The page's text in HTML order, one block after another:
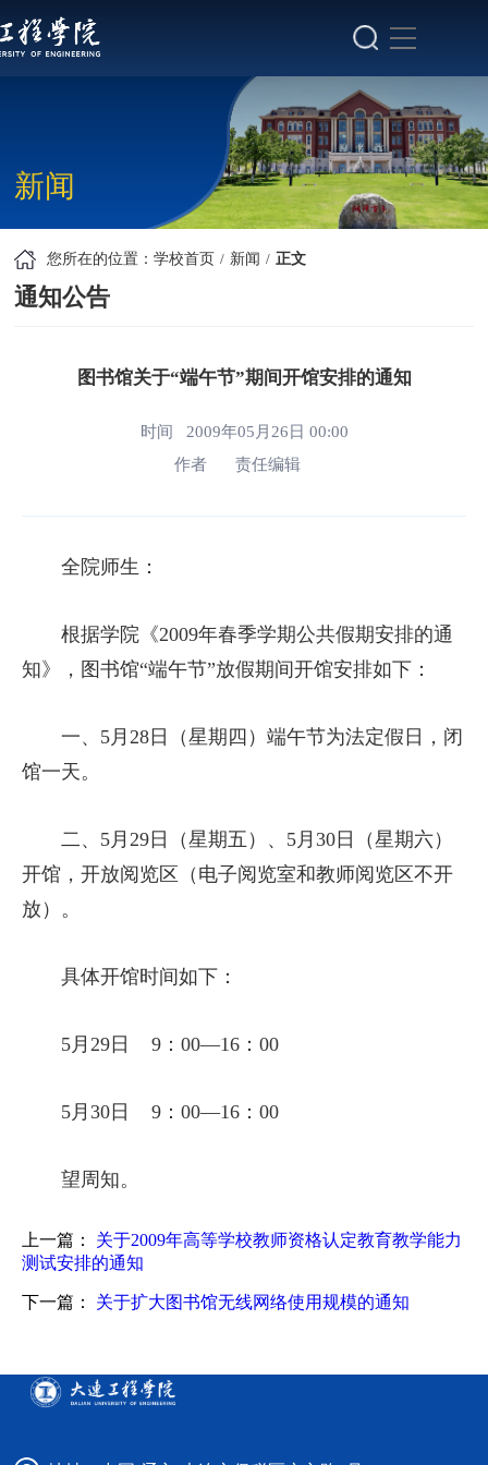
新闻
您所在的位置：学校首页 新闻 正文
通知公告
图书馆关于“端午节”期间开馆安排的通知
时间 2009年05月26日 00:00
作者
责任编辑
全院师生：
根据学院《2009年春季学期公共假期安排的通
知》，图书馆“端午节”放假期间开馆安排如下：
一、5月28日（星期四）端午节为法定假日，闭
馆一天。
二、5月29日（星期五）、5月30日（星期六）
开馆，开放阅览区（电子阅览室和教师阅览区不开
放）。
具体开馆时间如下：
5月29日 9：00—16：00
5月30日 9：00—16：00
望周知。
上一篇：
关于2009年高等学校教师资格认定教育教学能力
测试安排的通知
下一篇： 关于扩大图书馆无线网络使用规模的通知